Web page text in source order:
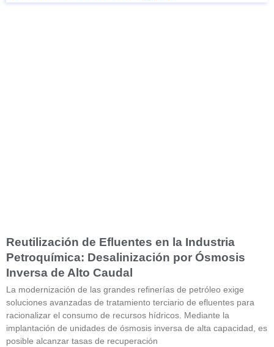
Reutilización de Efluentes en la Industria
Petroquímica: Desalinización por Ósmosis
Inversa de Alto Caudal
La modernización de las grandes refinerías de petróleo exige
soluciones avanzadas de tratamiento terciario de efluentes para
racionalizar el consumo de recursos hídricos. Mediante la
implantación de unidades de ósmosis inversa de alta capacidad, es
posible alcanzar tasas de recuperación